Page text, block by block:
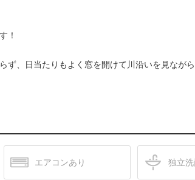
！
ず、日当たりもよく窓を開けて川沿いを見なが
エアコンあり 独立